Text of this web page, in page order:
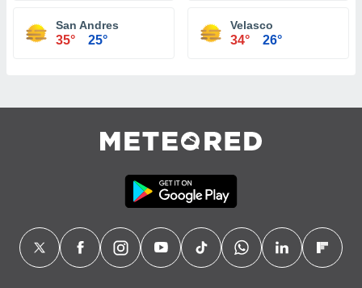
San Andres
35° 25°
Velasco
34° 26°